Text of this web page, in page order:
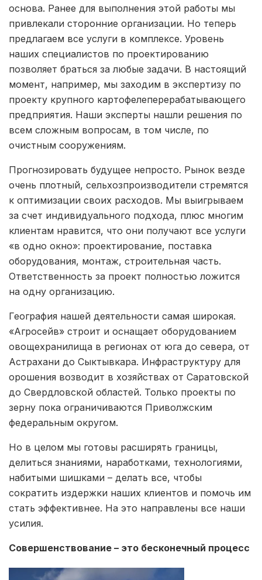
основа. Ранее для выполнения этой работы мы
привлекали сторонние организации. Но теперь
предлагаем все услуги в комплексе. Уровень
наших специалистов по проектированию
позволяет браться за любые задачи. В настоящий
момент, например, мы заходим в экспертизу по
проекту крупного картофелеперерабатывающего
предприятия. Наши эксперты нашли решения по
всем сложным вопросам, в том числе, по
очистным сооружениям.
Прогнозировать будущее непросто. Рынок везде
очень плотный, сельхозпроизводители стремятся
к оптимизации своих расходов. Мы выигрываем
за счет индивидуального подхода, плюс многим
клиентам нравится, что они получают все услуги
«в одно окно»: проектирование, поставка
оборудования, монтаж, строительная часть.
Ответственность за проект полностью ложится
на одну организацию.
География нашей деятельности самая широкая.
«Агросейв» строит и оснащает оборудованием
овощехранилища в регионах от юга до севера, от
Астрахани до Сыктывкара. Инфраструктуру для
орошения возводит в хозяйствах от Саратовской
до Свердловской областей. Только проекты по
зерну пока ограничиваются Приволжским
федеральным округом.
Но в целом мы готовы расширять границы,
делиться знаниями, наработками, технологиями,
набитыми шишками – делать все, чтобы
сократить издержки наших клиентов и помочь им
стать эффективнее. На это направлены все наши
усилия.
Совершенствование – это бесконечный процесс